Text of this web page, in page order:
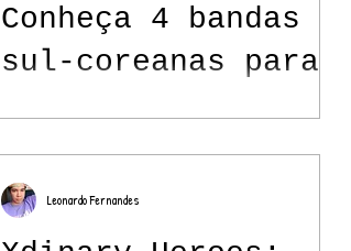
Conheça 4 bandas
sul-coreanas para
Leonardo Fernandes